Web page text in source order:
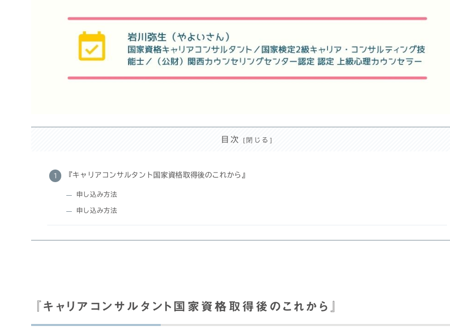
目次
『キャリアコンサルタント国家資格取得後のこれから』
申し込み方法
申し込み方法
『キャリアコンサルタント国家資格取得後のこれから』